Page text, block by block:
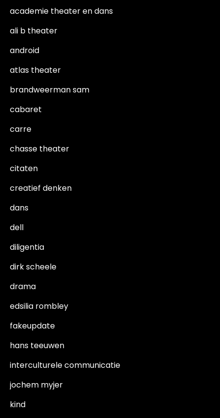
academie theater en dans
ali b theater
android
atlas theater
brandweerman sam
cabaret
carre
chasse theater
citaten
creatief denken
dans
dell
diligentia
dirk scheele
drama
edsilia rombley
fakeupdate
hans teeuwen
interculturele communicatie
jochem myjer
kind